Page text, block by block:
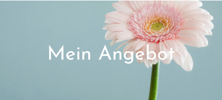
Mein Angebot